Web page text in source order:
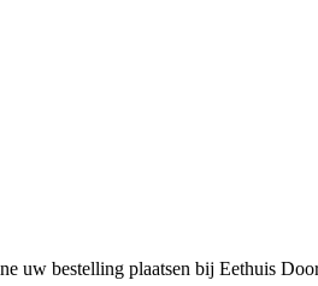
uw bestelling plaatsen bij Eethuis